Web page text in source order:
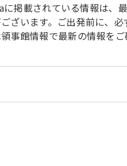
に掲載されている情報は、
ざいます。ご出発前に、
事館情報で最新の情報をご